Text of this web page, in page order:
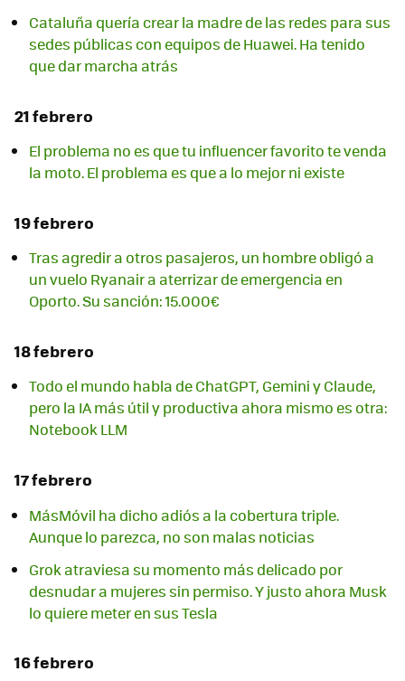
Cataluña quería crear la madre de las redes para sus
sedes públicas con equipos de Huawei. Ha tenido
que dar marcha atrás
21 febrero
El problema no es que tu influencer favorito te venda
la moto. El problema es que a lo mejor ni existe
19 febrero
Tras agredir a otros pasajeros, un hombre obligó a
un vuelo Ryanair a aterrizar de emergencia en
Oporto. Su sanción: 15.000€
18 febrero
Todo el mundo habla de ChatGPT, Gemini y Claude,
pero la IA más útil y productiva ahora mismo es otra:
Notebook LLM
17 febrero
MásMóvil ha dicho adiós a la cobertura triple.
Aunque lo parezca, no son malas noticias
Grok atraviesa su momento más delicado por
desnudar a mujeres sin permiso. Y justo ahora Musk
lo quiere meter en sus Tesla
16 febrero